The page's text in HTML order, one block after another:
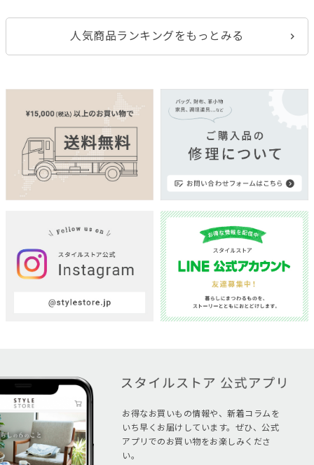
人気商品ランキングをもっとみる
お得なお買いもの情報や、新着コラムを
いち早くお届けしています。ぜひ、公式
アプリでのお買い物をお楽しみくださ
い。